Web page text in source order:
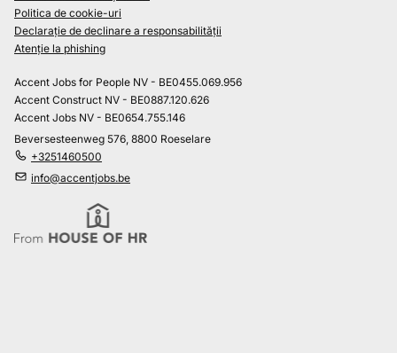
Politica de cookie-uri
Declarație de declinare a responsabilității
Atenție la phishing
Accent Jobs for People NV - BE0455.069.956
Accent Construct NV - BE0887.120.626
Accent Jobs NV - BE0654.755.146
Beversesteenweg 576, 8800 Roeselare
+3251460500
info@accentjobs.be